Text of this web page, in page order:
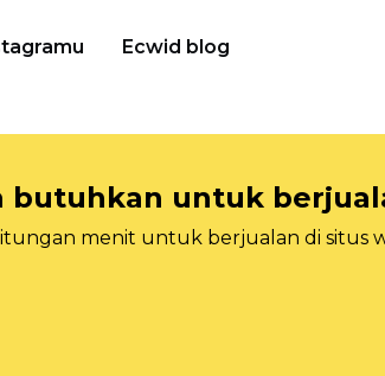
Ecwid blog
butuhkan untuk
menit untuk berjualan di situs